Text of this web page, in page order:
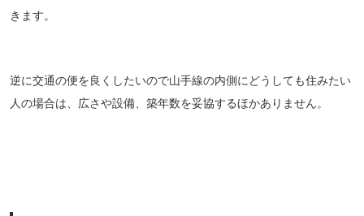
きます。
逆に交通の便を良くしたいので山手線の内側にどうしても住みたい
人の場合は、広さや設備、築年数を妥協するほかありません。